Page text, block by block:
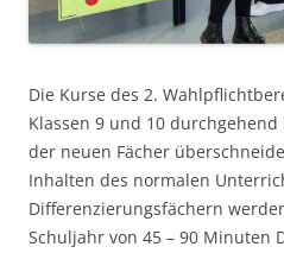
Die Kurse des 2.
Klassen 9 und 10
der neuen Fächer
Inhalten des normalen
Differenzierungsfächern
Schuljahr von 45 – 90 Minuten